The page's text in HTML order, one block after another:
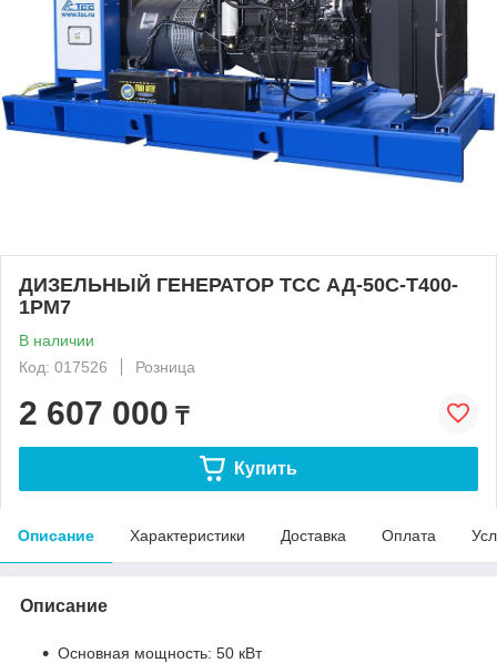
ДИЗЕЛЬНЫЙ ГЕНЕРАТОР ТСС АД-50С-Т400-
1РМ7
В наличии
Код: 017526
Розница
2 607 000 ₸
Купить
Описание Характеристики Доставка Оплата
Описание
Основная мощность: 50 кВт